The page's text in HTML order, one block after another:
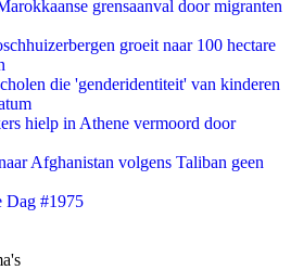
grensaanval door migranten
groeit naar 100 hectare
die 'genderidentiteit' van kinderen
hielp in Athene vermoord door
Afghanistan volgens Taliban geen
Dag #1975